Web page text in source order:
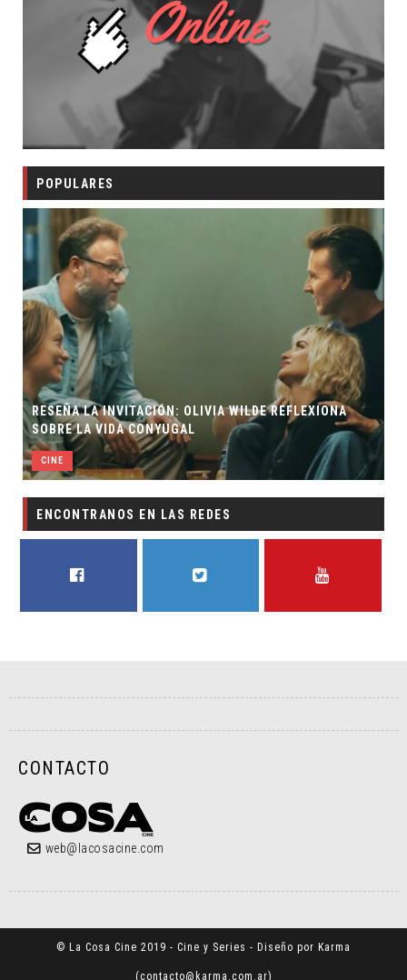
POPULARES
RESEÑA LA INVITACIÓN: OLIVIA WILDE REFLEXIONA
SOBRE LA VIDA CONYUGAL
CINE
ENCONTRANOS EN LAS REDES
CONTACTO
web@lacosacine.com
© La Cosa Cine 2019 - Cine y Series - Diseño por Karma
(contacto@karma.com.ar)